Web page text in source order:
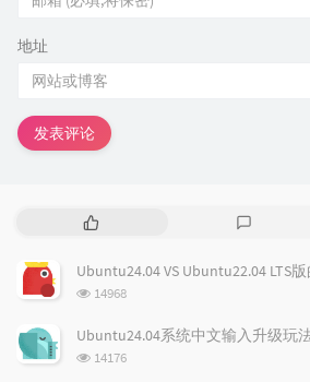
地址
发表评论
热
章
评
浏
次
14968
浏
14176